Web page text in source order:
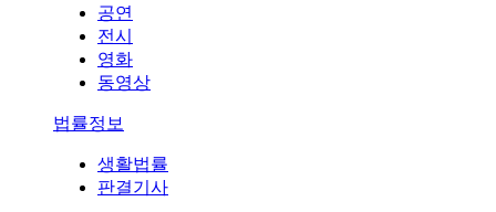
공연
전시
영화
동영상
법률정보
생활법률
판결기사